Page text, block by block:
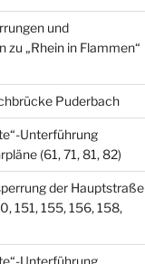
und
„Rhein in Flammen“
Puderbach
Unterführung
(61, 71, 81, 82)
der Hauptstraße
151, 155, 156, 158,
Unterführung